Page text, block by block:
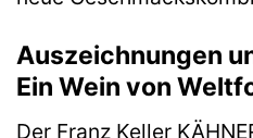
Auszeichnungen
Ein Wein von
Der Franz Keller